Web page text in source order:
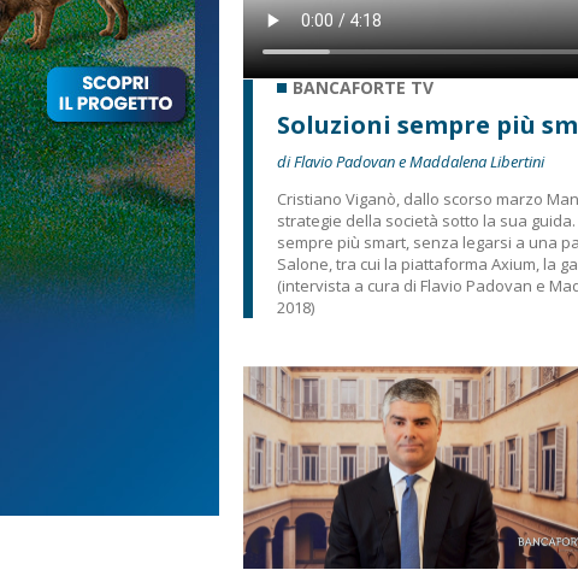
BANCAFORTE TV
Soluzioni sempre più
di Flavio Padovan e Maddalena Libertini
Cristiano Viganò, dallo scorso marzo
strategie della società sotto la sua
sempre più smart, senza legarsi a una
Salone, tra cui la piattaforma Axium, la
(intervista a cura di Flavio Padovan e
2018)